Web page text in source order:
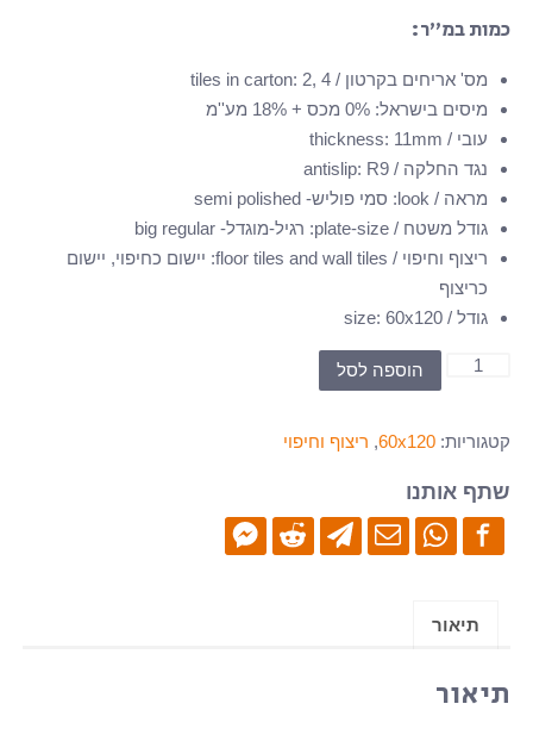
כמות במ”ר:
מס' אריחים בקרטון / tiles in carton : 2, 4
מיסים בישראל: 0% מכס + 18% מע''מ
עובי / thickness
: 11mm
נגד החלקה / antislip
: R9
מראה / look
: סמי פוליש- semi polished
גודל משטח / plate-size
: רגיל-מוגדל- big regular
ריצוף וחיפוי / floor tiles and wall tiles
: יישום כחיפוי, יישום
כריצוף
גודל / size
:60x120
כמות
8107-
M-
60x120
פורצלן-
פוליש
הוספה לסל
קטגוריות: 60x120
, ריצוף וחיפוי
שתף אותנו
תיאור
תיאור